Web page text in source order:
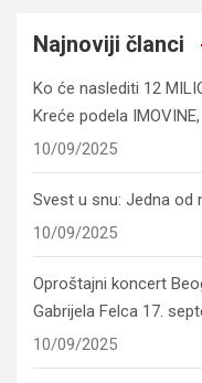
Najnoviji članci
Ko će naslediti 12
Kreće podela
10/09/2025
Svest u snu: Jedna od
10/09/2025
Oproštajni koncert
Gabrijela Felca 17.
10/09/2025